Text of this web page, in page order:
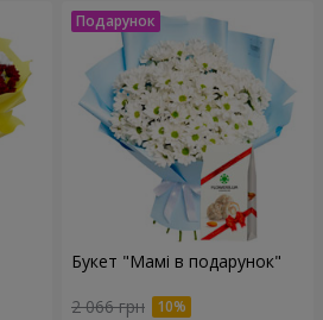
Букет "Мамі в подарунок"
2 066 грн